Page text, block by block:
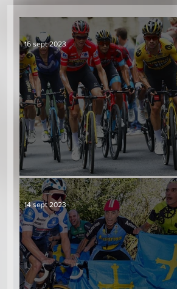
Culminación y consenso
16 sept 2023
14 sept 2023